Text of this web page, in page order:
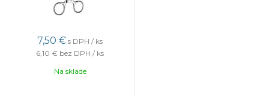
7,50 € s DPH / ks
6,10 € bez DPH / ks
Na sklade